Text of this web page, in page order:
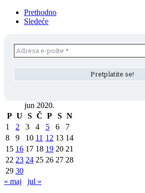
Prethodno
Sledeće
jun 2020.
P U S Č P S N
1
2 3 4 5 6
7
8
9 10 11 12 13 14
15 16 17 18 19 20 21
22 23 24 25 26 27 28
29 30
« maj
jul »